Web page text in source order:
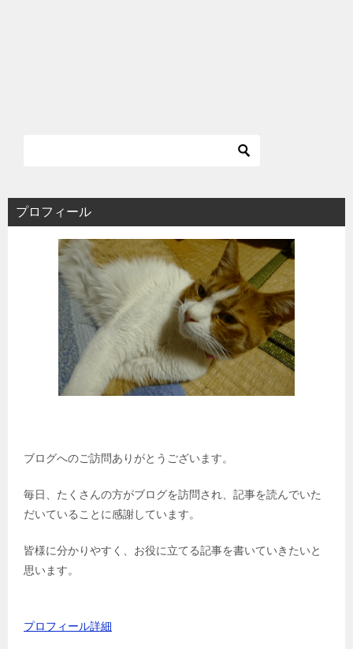
プロフィール
ブログへのご訪問ありがとうございます。
毎日、たくさんの方がブログを訪問され、記事を読んでいた
だいていることに感謝しています。
皆様に分かりやすく、お役に立てる記事を書いていきたいと
思います。
プロフィール詳細